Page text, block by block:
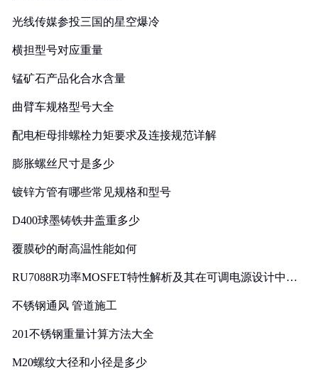
光线传媒参投三国的星空爆冷
横担型号对应重量
锰矿石产品化合水含量
曲臂车规格型号大全
配电柜母排螺栓力矩要求及连接规范详解
膨胀螺丝尺寸是多少
镀锌方管有哪些常见规格和型号
D400球墨铸铁井盖重多少
覆膜砂的耐高温性能如何
RU7088R功率MOSFET特性解析及其在可调电源设计中的
不锈钢通风 管道施工
201不锈钢重量计算方法大全
M20螺纹大径和小径是多少